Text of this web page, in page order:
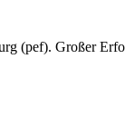
(pef). Großer